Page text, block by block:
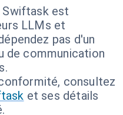
Swiftask est
LLMs et
pas d'un
de communication
consultez
et ses détails